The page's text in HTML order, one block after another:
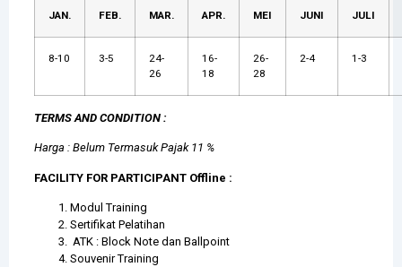
JAN. FEB. MAR. APR. MEI JUNI JULI
8-10 3-5
24-
26
16-
18
26-
28
2-4 1-3
TERMS AND CONDITION :
Harga : Belum Termasuk Pajak 11 %
FACILITY FOR PARTICIPANT Offline :
Modul Training
Sertifikat Pelatihan
ATK : Block Note dan Ballpoint
Souvenir Training